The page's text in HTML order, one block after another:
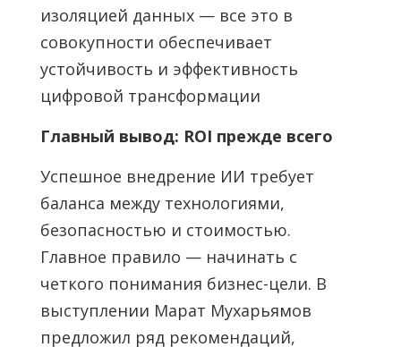
изоляцией данных — все это в
совокупности обеспечивает
устойчивость и эффективность
цифровой трансформации
Главный вывод: ROI прежде всего
Успешное внедрение ИИ требует
баланса между технологиями,
безопасностью и стоимостью.
Главное правило — начинать с
четкого понимания бизнес-цели. В
выступлении Марат Мухарьямов
предложил ряд рекомендаций,